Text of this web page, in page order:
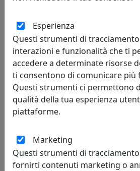
POLTRONCINA DA ATTESA QUEEN QN002
Viciani
Esperienza
Questi strumenti di
interazioni e funzionalità che ti
accedere a determinate risorse
ti consentono di comunicare più
Questi strumenti ci permettono
qualità della tua esperienza
piattaforme.
Marketing
Questi strumenti di
fornirti contenuti marketing o